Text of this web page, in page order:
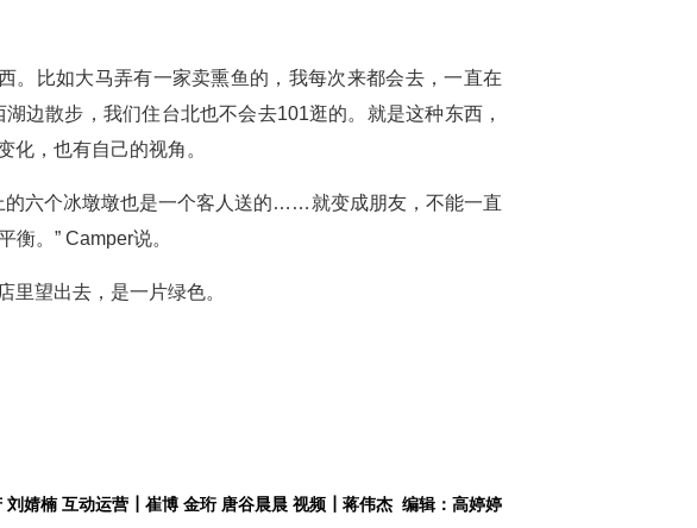
。比如大马弄有一家卖熏鱼的，我每次来都会去，一直在
边散步，我们住台北也不会去101逛的。就是这种东西，
化，也有自己的视角。
的六个冰墩墩也是一个客人送的……就变成朋友，不能一直
。” Camper说。
望出去，是一片绿色。
婧楠 互动运营┃崔博 金珩 唐谷晨晨 视频┃蒋伟杰 编辑：高婷婷